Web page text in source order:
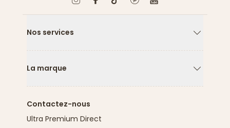
Nos services
La marque
Contactez-nous
Ultra Premium Direct